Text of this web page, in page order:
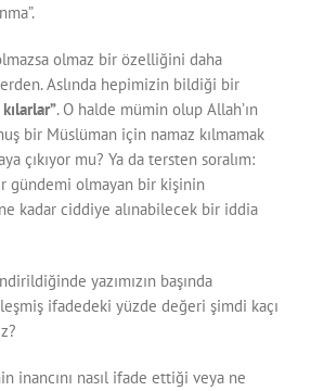
olmaz bir özelliğini daha
Aslında hepimizin bildiği bir
. O halde mümin olup Allah’ın
bir Müslüman için namaz kılmamak
çıkıyor mu? Ya da tersten soralım:
gündemi olmayan bir kişinin
kadar ciddiye alınabilecek bir iddia
yazımızın başında
ifadedeki yüzde değeri şimdi kaçı
inancını nasıl ifade ettiği veya ne